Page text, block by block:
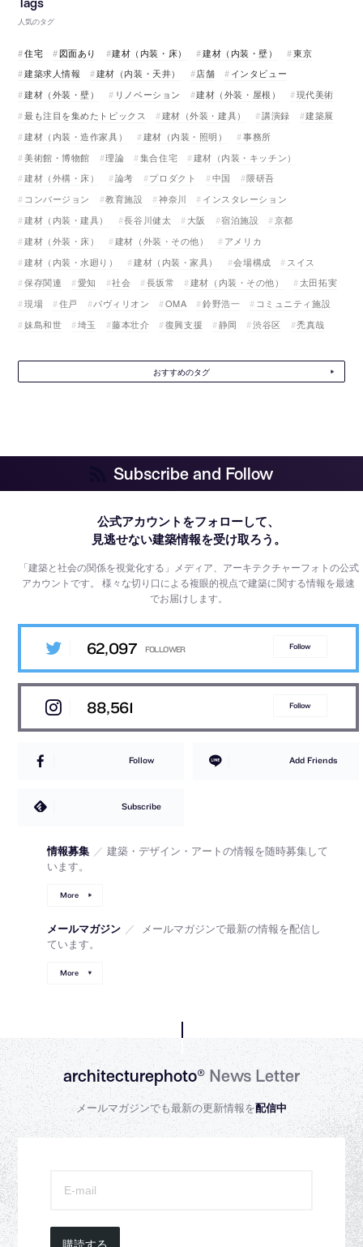
人気のタグ
住宅 図面あり 建材（内装・床） 建材（内装・壁）
東京
建築求人情報
建材（内装・天井） 店舗
インタビュー
建材（外装・壁）
リノベーション 建材（外装・屋根）
現代美術
最も注目を集めたトピックス
建材（外装・建具） 講演録
建築展
建材（内装・造作家具）
建材（内装・照明）
事務所
美術館・博物館
理論 集合住宅
建材（内装・キッチン）
建材（外構・床）
論考 プロダクト 中国
隈研吾
コンバージョン
教育施設 神奈川
インスタレーション
建材（内装・建具）
長谷川健太 大阪 宿泊施設
京都
建材（外装・床）
建材（外装・その他）
アメリカ
建材（内装・水廻り）
建材（内装・家具） 会場構成
スイス
保存関連
愛知 社会 長坂常 建材（内装・その他）
太田拓実
現場
住戸 パヴィリオン OMA 鈴野浩一
コミュニティ施設
妹島和世
埼玉 藤本壮介 復興支援 静岡 渋谷区 禿真哉
おすすめのタグ
Subscribe and Follow
公式アカウントをフォローして、
見逃せない建築情報を受け取ろう。
「建築と社会の関係を視覚化する」メディア、アーキテクチャーフォトの公式
アカウントです。様々な切り口による複眼的視点で建築に関する情報を最速
でお届けします。
62,097 Follow
88,561 Follow
Follow Add Friends
Subscribe
情報募集 ／ 建築・デザイン・アートの情報を随時募集して
います。
More
メールマガジン ／
メールマガジンで最新の情報を配信し
ています。
More
architecturephoto®News Letter
メールマガジンでも最新の更新情報を配信中